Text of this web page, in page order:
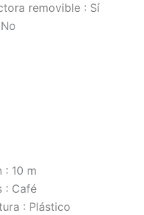
removible : Sí
: 10 m
: Café
: Plástico